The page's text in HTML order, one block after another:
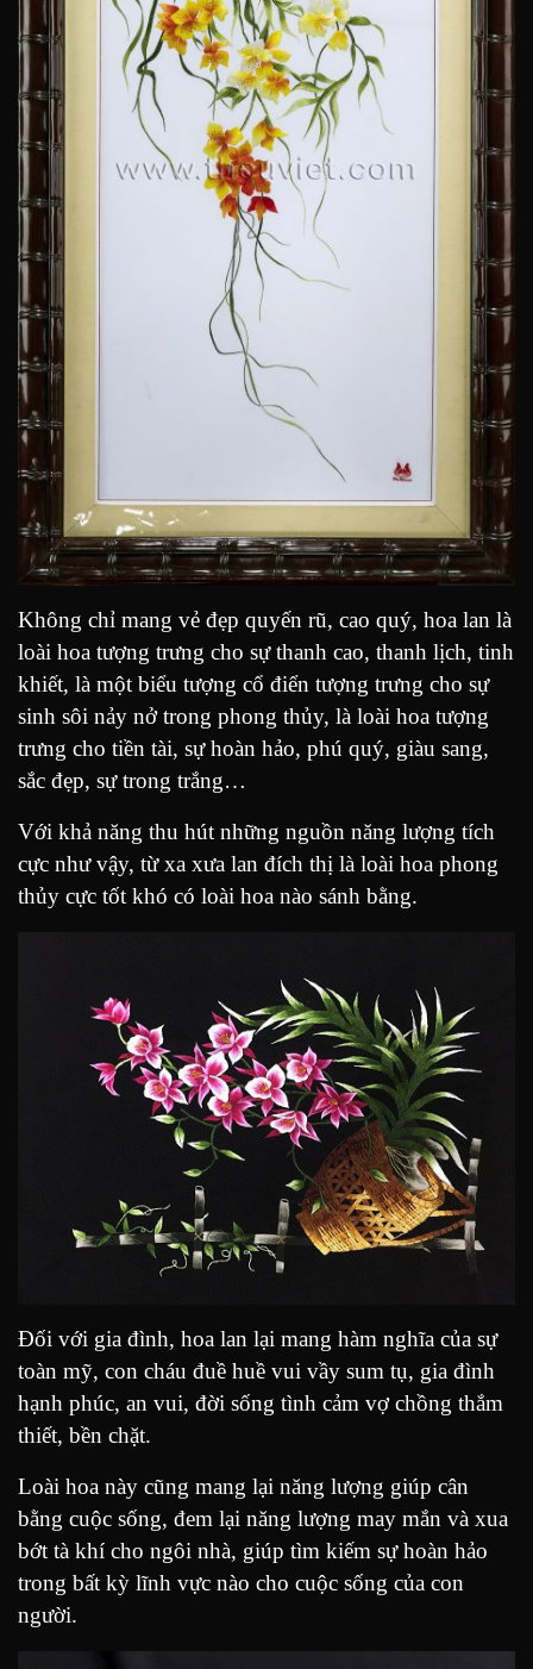
Không chỉ mang vẻ đẹp quyến rũ, cao quý, hoa lan là
loài hoa tượng trưng cho sự thanh cao, thanh lịch, tinh
khiết, là một biểu tượng cổ điển tượng trưng cho sự
sinh sôi nảy nở trong phong thủy, là loài hoa tượng
trưng cho tiền tài, sự hoàn hảo, phú quý, giàu sang,
sắc đẹp, sự trong trắng…
Với khả năng thu hút những nguồn năng lượng tích
cực như vậy, từ xa xưa lan đích thị là loài hoa phong
thủy cực tốt khó có loài hoa nào sánh bằng.
Đối với gia đình, hoa lan lại mang hàm nghĩa của sự
toàn mỹ, con cháu đuề huề vui vầy sum tụ, gia đình
hạnh phúc, an vui, đời sống tình cảm vợ chồng thắm
thiết, bền chặt.
Loài hoa này cũng mang lại năng lượng giúp cân
bằng cuộc sống, đem lại năng lượng may mắn và xua
bớt tà khí cho ngôi nhà, giúp tìm kiếm sự hoàn hảo
trong bất kỳ lĩnh vực nào cho cuộc sống của con
người.